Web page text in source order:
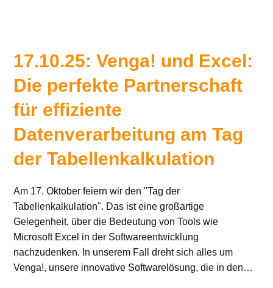
17.10.25: Venga! und Excel:
Die perfekte Partnerschaft
für effiziente
Datenverarbeitung am Tag
der Tabellenkalkulation
Am 17. Oktober feiern wir den "Tag der
Tabellenkalkulation". Das ist eine großartige
Gelegenheit, über die Bedeutung von Tools wie
Microsoft Excel in der Softwareentwicklung
nachzudenken. In unserem Fall dreht sich alles um
Venga!, unsere innovative Softwarelösung, die in den…